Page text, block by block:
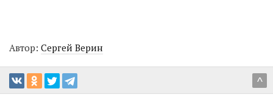
Автор: Сергей Верин
^